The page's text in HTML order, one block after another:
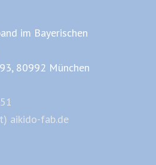
im Bayerischen
80992 München
aikido-fab.de